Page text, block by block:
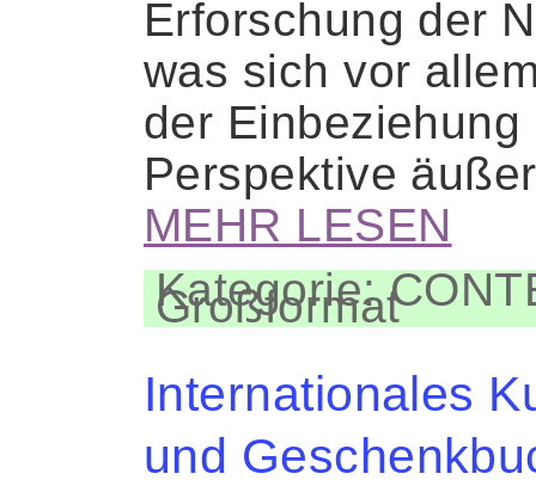
Erforschung der
was sich vor
der Einbeziehung
Perspektive
MEHR LESEN
Kategorie:
Großformat
Internationales
und